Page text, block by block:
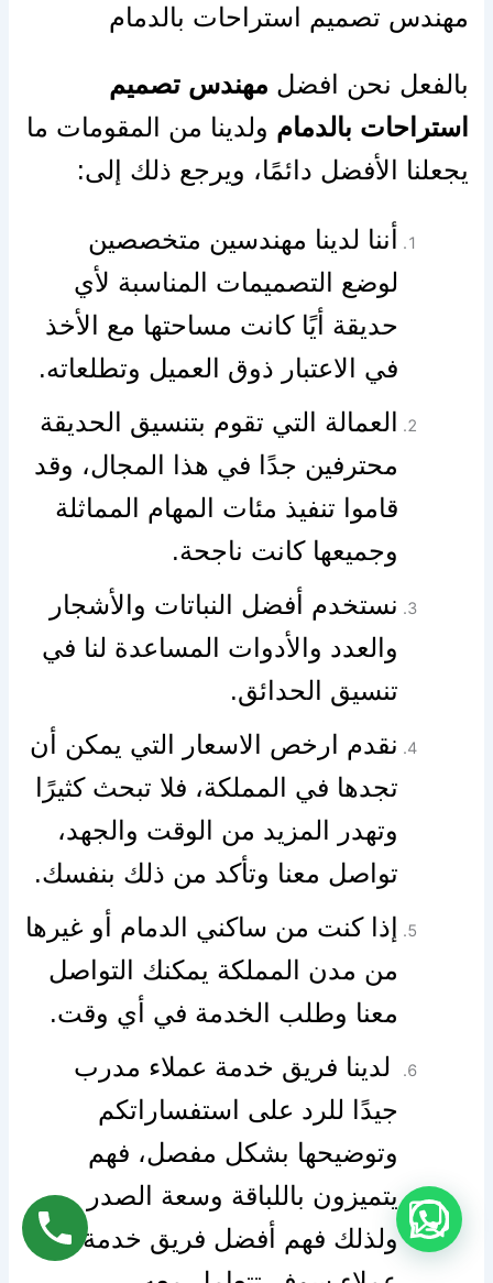
مهندس تصميم استراحات بالدمام
بالفعل نحن افضل مهندس تصميم
استراحات بالدمام ولدينا من المقومات ما
يجعلنا الأفضل دائمًا، ويرجع ذلك إلى:
أننا لدينا مهندسين متخصصين
لوضع التصميمات المناسبة لأي
حديقة أيًا كانت مساحتها مع الأخذ
في الاعتبار ذوق العميل وتطلعاته.
العمالة التي تقوم بتنسيق الحديقة
محترفين جدًا في هذا المجال، وقد
قاموا تنفيذ مئات المهام المماثلة
وجميعها كانت ناجحة.
نستخدم أفضل النباتات والأشجار
والعدد والأدوات المساعدة لنا في
تنسيق الحدائق.
نقدم ارخص الاسعار التي يمكن أن
تجدها في المملكة، فلا تبحث كثيرًا
وتهدر المزيد من الوقت والجهد،
تواصل معنا وتأكد من ذلك بنفسك.
إذا كنت من ساكني الدمام أو غيرها
من مدن المملكة يمكنك التواصل
معنا وطلب الخدمة في أي وقت.
لدينا فريق خدمة عملاء مدرب
جيدًا للرد على استفساراتكم
وتوضيحها بشكل مفصل، فهم
يتميزون باللباقة وسعة الصدر
ولذلك فهم أفضل فريق خدمة